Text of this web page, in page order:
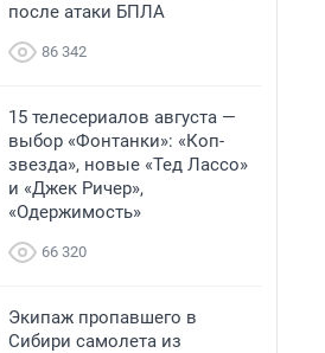
после атаки БПЛА
86 342
15 телесериалов августа —
выбор «Фонтанки»: «Коп-
звезда», новые «Тед Лассо»
и «Джек Ричер»,
«Одержимость»
66 320
Экипаж пропавшего в
Сибири самолета из